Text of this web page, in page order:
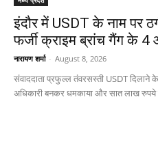
इंदौर में USDT के नाम पर
फर्जी क्राइम ब्रांच गैंग के 4
नारायण शर्मा - August 8, 2026
संवाददाता प्रफुल्ल तंवरसस्ती USDT दिलाने
अधिकारी बनकर धमकाया और सात लाख रुपये